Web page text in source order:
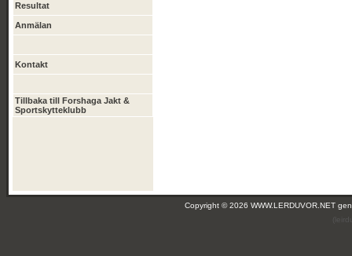
Resultat
Anmälan
Kontakt
Tillbaka till Forshaga Jakt &
Sportskytteklubb
Copyright © 2026 WWW.LERDUVOR.NET